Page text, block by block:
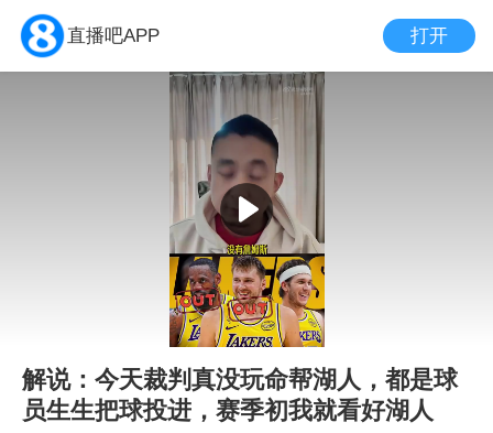
直播吧APP 打开
解说：今天裁判真没玩命帮湖人，都是球
员生生把球投进，赛季初我就看好湖人